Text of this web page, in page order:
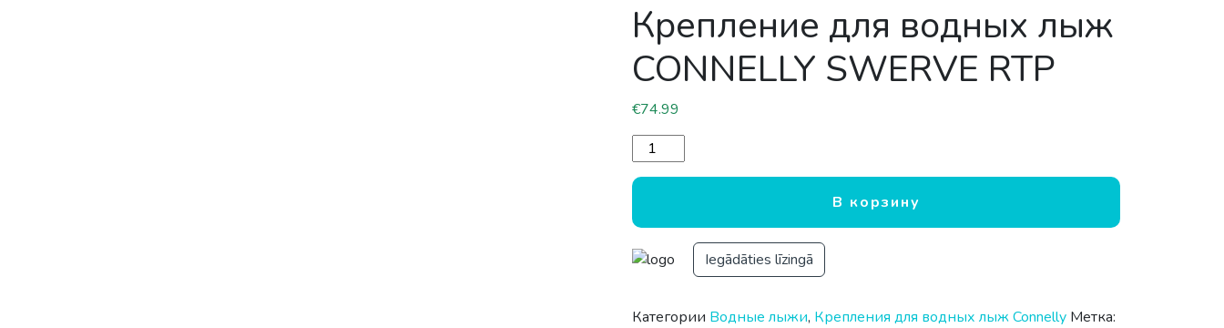
Крепление для водных лыж
CONNELLY SWERVE RTP
€74.99
Количество товара Крепление для водных лыж CONNELLY SWERVE RTP
В корзину
Iegādāties līzingā
Категории Bодные лыжи, Крепления для водных лыж Connelly Метка: